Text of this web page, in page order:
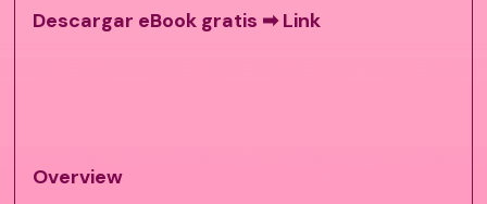
Descargar eBook gratis ➡ Link
Overview